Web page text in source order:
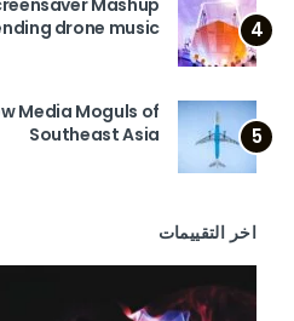
4
Mashup
drone music
5
Media Moguls of
Southeast Asia
اخر التقييمات